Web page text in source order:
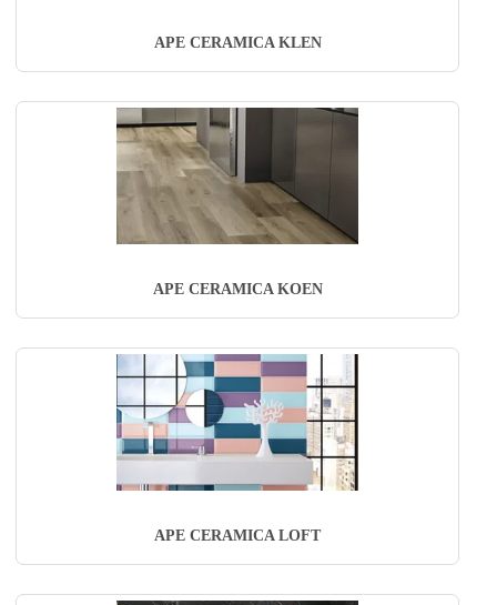
APE CERAMICA KLEN
APE CERAMICA KOEN
APE CERAMICA LOFT